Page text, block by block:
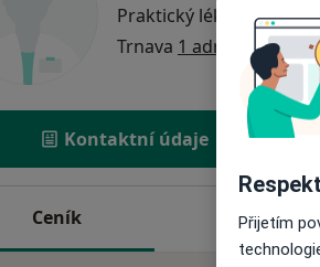
Praktický lékař Víceo
Trnava 1 adresa
Kontaktní údaje
Ceník Adresy
Přijetím